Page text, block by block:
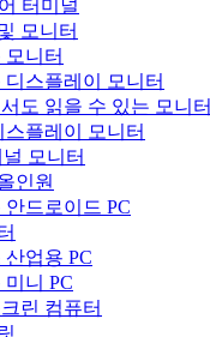
터미널
모니터
모니터
디스플레이 모니터
도 읽을 수 있는 모니터
스플레이 모니터
모니터
인원
안드로이드 PC
산업용 PC
니 PC
린 컴퓨터